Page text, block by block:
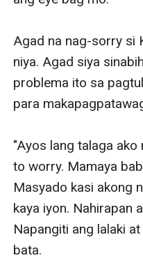
Agad na nag-sorry si
niya. Agad siya
problema ito sa
para
"Ayos lang talaga ako
to worry. Mamaya
Masyado kasi akong
kaya iyon. Nahirapan
Napangiti ang lalaki
bata.